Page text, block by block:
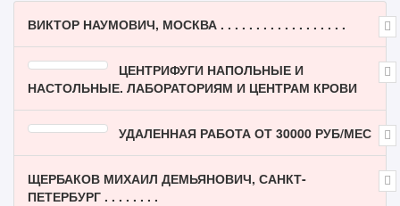
ВИКТОР НАУМОВИЧ, МОСКВА . . . . . . . . . . . . . . . . . .
ЦЕНТРИФУГИ НАПОЛЬНЫЕ И
НАСТОЛЬНЫЕ. ЛАБОРАТОРИЯМ И ЦЕНТРАМ КРОВИ
УДАЛЕННАЯ РАБОТА ОТ 30000 РУБ/МЕС
ЩЕРБАКОВ МИХАИЛ ДЕМЬЯНОВИЧ, САНКТ-
ПЕТЕРБУРГ . . . . . . . .